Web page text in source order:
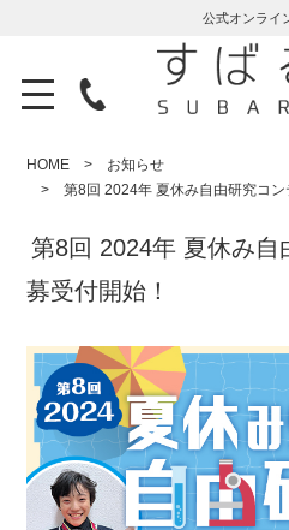
公式オンライ
HOME
お知らせ
第8回 2024年 夏休み自由研究コン
第8回 2024年 夏休み自
募受付開始！